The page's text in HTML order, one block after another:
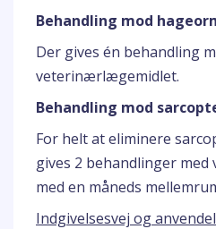
Behandling mod
Der gives én behandling
veterinærlægemidlet.
Behandling mod
For helt at eliminere
gives 2 behandlinger
med en måneds
Indgivelsesvej og